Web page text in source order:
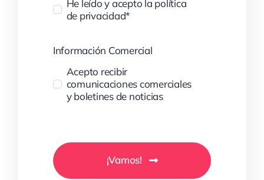
He leído y acepto la política
de privacidad*
Información Comercial
Acepto recibir
comunicaciones comerciales
y boletines de noticias
¡Vamos!